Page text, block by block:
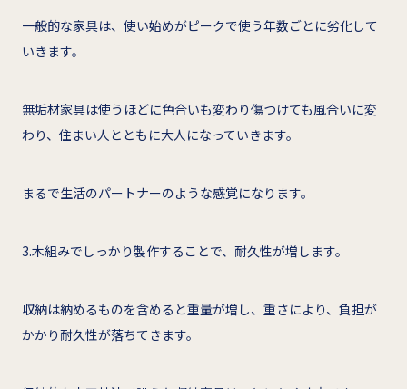
一般的な家具は、使い始めがピークで使う年数ごとに劣化して
いきます。
無垢材家具は使うほどに色合いも変わり傷つけても風合いに変
わり、住まい人とともに大人になっていきます。
まるで生活のパートナーのような感覚になります。
3.木組みでしっかり製作することで、耐久性が増します。
収納は納めるものを含めると重量が増し、重さにより、負担が
かかり耐久性が落ちてきます。